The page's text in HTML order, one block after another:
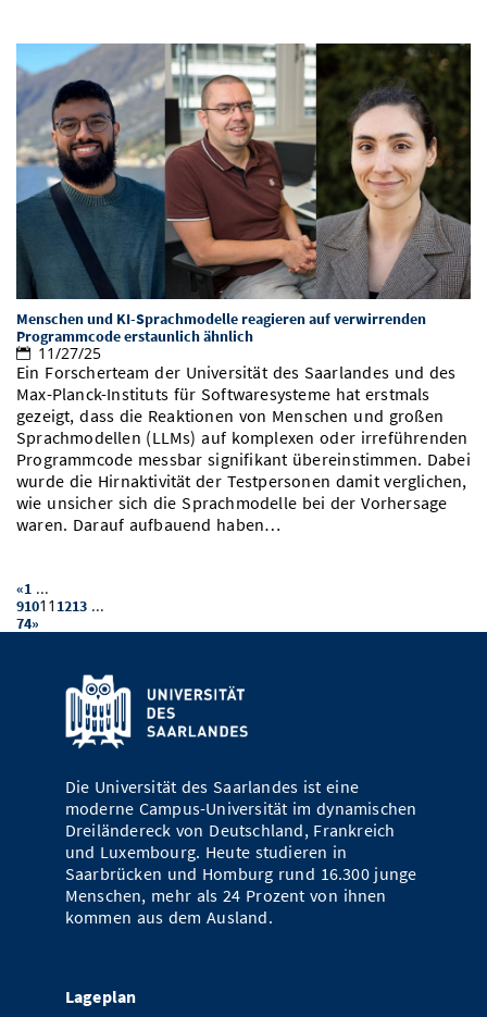
Menschen und KI-Sprachmodelle reagieren auf verwirrenden
Programmcode erstaunlich ähnlich
11/27/25
Ein Forscherteam der Universität des Saarlandes und des
Max-Planck-Instituts für Softwaresysteme hat erstmals
gezeigt, dass die Reaktionen von Menschen und großen
Sprachmodellen (LLMs) auf komplexen oder irreführenden
Programmcode messbar signifikant übereinstimmen. Dabei
wurde die Hirnaktivität der Testpersonen damit verglichen,
wie unsicher sich die Sprachmodelle bei der Vorhersage
waren. Darauf aufbauend haben…
«1 ...
91011 1213 ...
74»
Die Universität des Saarlandes ist eine
moderne Campus-Universität im dynamischen
Dreiländereck von Deutschland, Frankreich
und Luxembourg. Heute studieren in
Saarbrücken und Homburg rund 16.300 junge
Menschen, mehr als 24 Prozent von ihnen
kommen aus dem Ausland.
Lageplan